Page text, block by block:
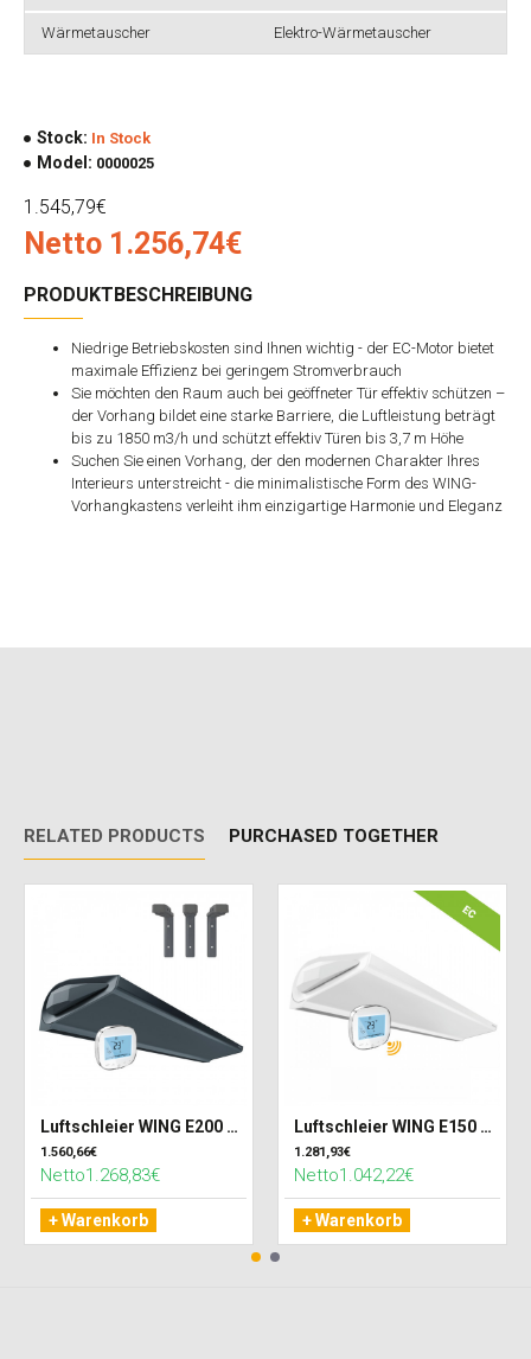
Wärmetauscher Elektro-Wärmetauscher
Stock: In Stock
Model: 0000025
1.545,79€
Netto 1.256,74€
PRODUKTBESCHREIBUNG
Niedrige Betriebskosten sind Ihnen wichtig - der EC-Motor bietet
maximale Effizienz bei geringem Stromverbrauch
Sie möchten den Raum auch bei geöffneter Tür effektiv schützen –
der Vorhang bildet eine starke Barriere, die Luftleistung beträgt
bis zu 1850 m3/h und schützt effektiv Türen bis 3,7 m Höhe
Suchen Sie einen Vorhang, der den modernen Charakter Ihres
Interieurs unterstreicht - die minimalistische Form des WING-
Vorhangkastens verleiht ihm einzigartige Harmonie und Eleganz
RELATED PRODUCTS PURCHASED TOGETHER
Luftschleier WING E200 EC Elektro Wärmetauscher DARK (RAL7016) + Griff-set + Treiber
1.560,66€
Netto1.268,83€
+ Warenkorb
Luftschleier WING E150 EC Elektro Wärmetauscher + Treiber WING EC WiFi
1.281,93€
Netto1.042,22€
+ Warenkorb